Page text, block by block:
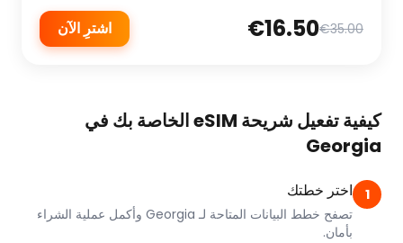
€35.00
€16.50 اشترِ الآن
كيفية تفعيل شريحة eSIM الخاصة بك في
Georgia
1 اختر خطتك
تصفح خطط البيانات المتاحة لـ Georgia وأكمل عملية الشراء
بأمان.